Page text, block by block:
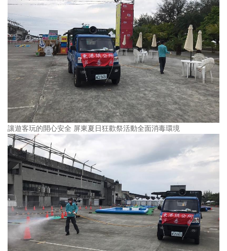
讓遊客玩的開心安全 屏東夏日狂歡祭活動全面消毒環境